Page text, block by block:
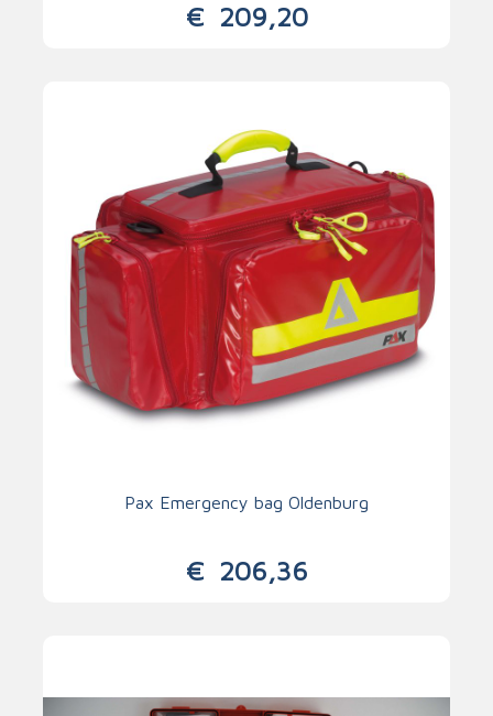
€209,20
Pax Emergency bag Oldenburg
€206,36